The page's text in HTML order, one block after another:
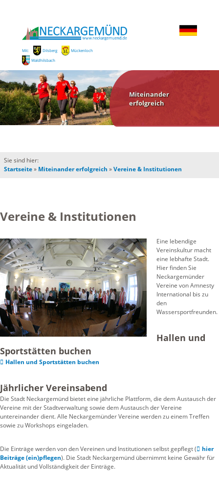
Mit: Dilsberg
Mückenloch
Waldhilsbach
Miteinander
erfolgreich
Sie sind hier:
Startseite» Miteinander erfolgreich »Vereine & Institutionen
Vereine & Institutionen
Eine lebendige
Vereinskultur macht
eine lebhafte Stadt.
Hier finden Sie
Neckargemünder
Vereine von Amnesty
International bis zu
den
Wassersportfreunden.
Hallen und
Sportstätten buchen
Hallen und Sportstätten buchen
Jährlicher Vereinsabend
Die Stadt Neckargemünd bietet eine jährliche Plattform, die dem Austausch der
Vereine mit der Stadtverwaltung sowie dem Austausch der Vereine
untereinander dient. Alle Neckargemünder Vereine werden zu einem Treffen
sowie zu Workshops eingeladen.
Die Einträge werden von den Vereinen und Institutionen selbst gepflegt (
hier
Beiträge (ein)pflegen). Die Stadt Neckargemünd übernimmt keine Gewähr für
Aktualität und Vollständigkeit der Einträge.